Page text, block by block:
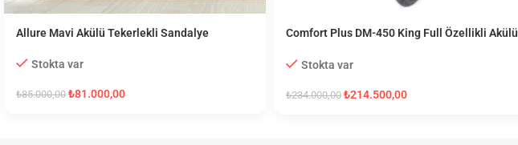
Allure Mavi Akülü Tekerlekli Sandalye
Stokta var
₺85.000,00 ₺81.000,00
Comfort Plus DM-450 King Full Özellikli Akülü
Stokta var
₺234.000,00 ₺214.500,00